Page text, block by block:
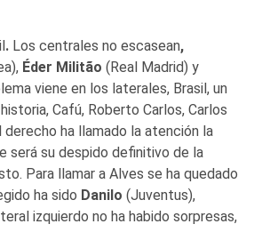
. Los centrales no escasean,
Éder Militão (Real Madrid) y
viene en los laterales, Brasil, un
Cafú, Roberto Carlos, Carlos
ha llamado la atención la
será su despido definitivo de la
Para llamar a Alves se ha quedado
ha sido Danilo (Juventus),
izquierdo no ha habido sorpresas,